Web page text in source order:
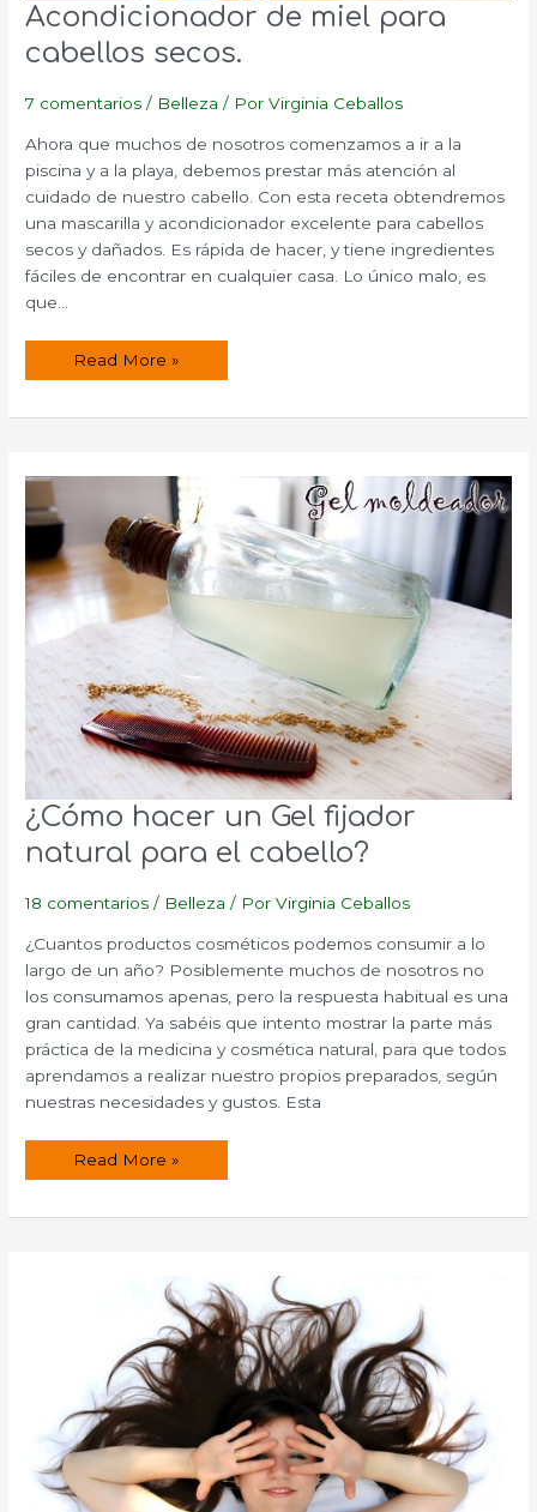
Acondicionador de miel para
cabellos secos.
7 comentarios / Belleza / PorVirginia Ceballos
Ahora que muchos de nosotros comenzamos a ir a la
piscina y a la playa, debemos prestar más atención al
cuidado de nuestro cabello. Con esta receta obtendremos
una mascarilla y acondicionador excelente para cabellos
secos y dañados. Es rápida de hacer, y tiene ingredientes
fáciles de encontrar en cualquier casa. Lo único malo, es
que…
Acondicionador
cabellos
Read More »
¿Cómo hacer un Gel fijador
natural para el cabello?
18 comentarios / Belleza / PorVirginia Ceballos
¿Cuantos productos cosméticos podemos consumir a lo
largo de un año? Posiblemente muchos de nosotros no
los consumamos apenas, pero la respuesta habitual es una
gran cantidad. Ya sabéis que intento mostrar la parte más
práctica de la medicina y cosmética natural, para que todos
aprendamos a realizar nuestro propios preparados, según
nuestras necesidades y gustos. Esta
¿Cómo
fijador
Read More »